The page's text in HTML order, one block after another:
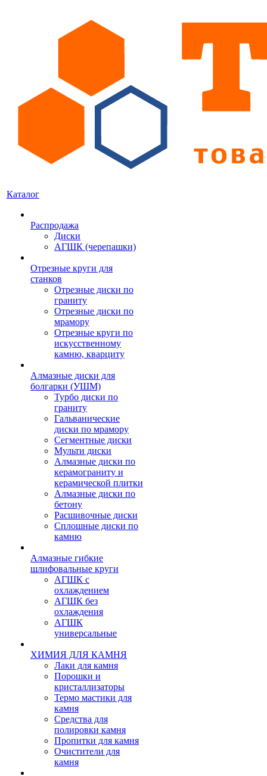
Каталог
Распродажа
Диски
АГШК (черепашки)
Отрезные круги для
станков
Отрезные диски по
граниту
Отрезные диски по
мрамору
Отрезные круги по
искусственному
камню, кварциту
Алмазные диски для
болгарки (УШМ)
Турбо диски по
граниту
Гальванические
диски по мрамору
Сегментные диски
Мульти диски
Алмазные диски по
керамограниту и
керамической плитки
Алмазные диски по
бетону
Расшивочные диски
Сплошные диски по
камню
Алмазные гибкие
шлифовальные круги
АГШК с
охлаждением
АГШК без
охлаждения
АГШК
универсальные
ХИМИЯ ДЛЯ КАМНЯ
Лаки для камня
Порошки и
кристаллизаторы
Термо мастики для
камня
Средства для
полировки камня
Пропитки для камня
Очистители для
камня